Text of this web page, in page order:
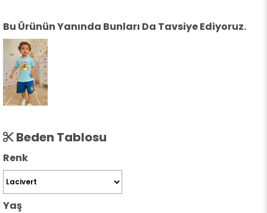
Bu Ürünün Yanında Bunları Da Tavsiye Ediyoruz.
Beden Tablosu
Renk
Yaş